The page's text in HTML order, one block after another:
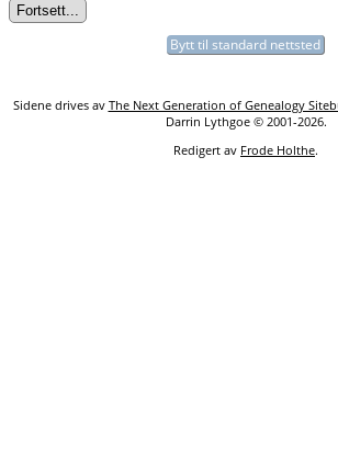
Bytt til standard nettsted
Sidene drives av The Next Generation of Genealogy
Darrin Lythgoe © 2001-2026.
Redigert av Frode Holthe.